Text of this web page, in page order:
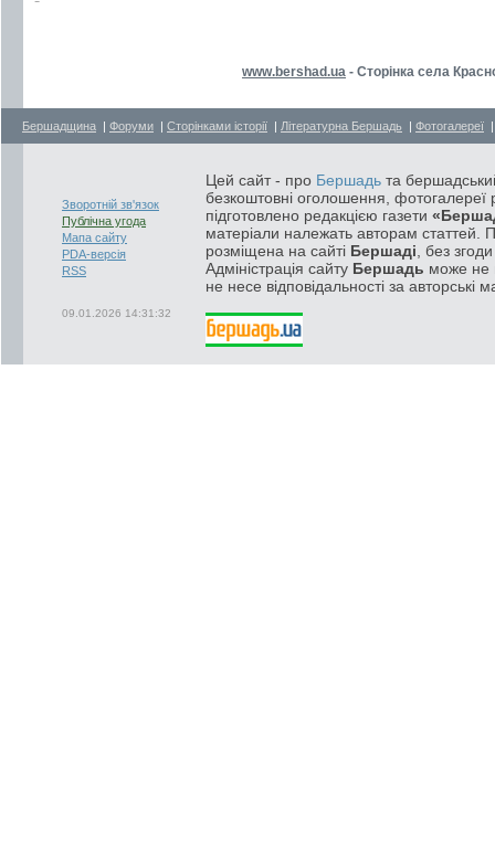
www.bershad.ua - Сторінка села
Бершадщина | Форуми | Сторінками історії | Літературна Бершадь | Фотогалереї
Зворотній зв'язок
Публічна угода
Мапа сайту
PDA-версія
RSS
09.01.2026 14:31:32
Цей сайт - про Бершадь та
безкоштовні оголошення, фотогалереї
підготовлено редакцією газети
матеріали належать авторам статтей.
розміщена на сайті Бершаді , без
Адміністрація сайту Бершадь може не
не несе відповідальності за авторські